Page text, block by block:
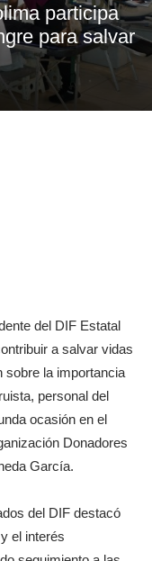
participa
para salvar
del DIF Estatal
a salvar vidas
sobre la importancia
personal del
ocasión en el
Donadores
García.
del DIF destacó
el interés